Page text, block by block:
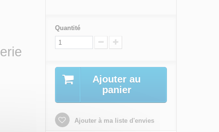
Quantité
Ajouter au
panier
Ajouter à ma liste d'envies